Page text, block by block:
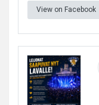
View on Facebook